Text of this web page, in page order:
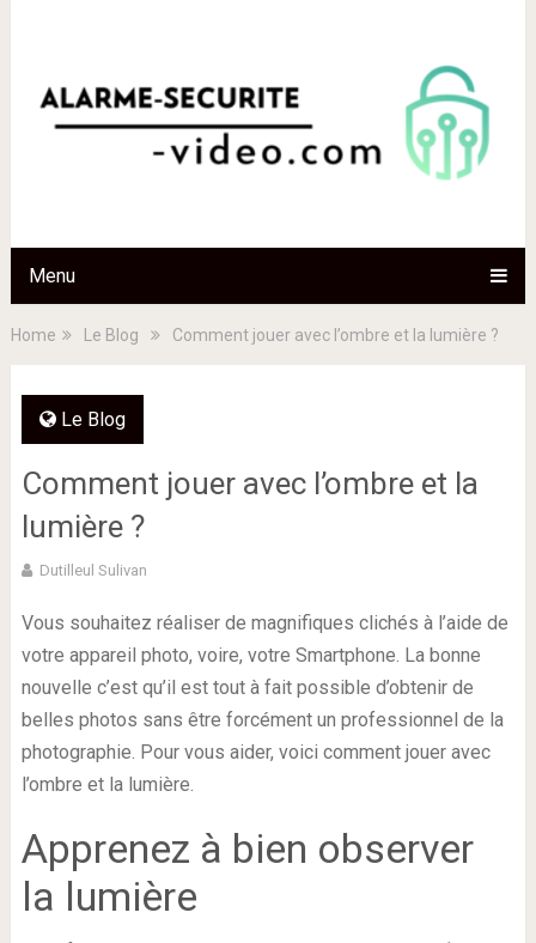
Menu
Home Le Blog Comment jouer avec l’ombre et la lumière ?
Le Blog
Comment jouer avec l’ombre et la
lumière ?
Dutilleul Sulivan
Vous souhaitez réaliser de magnifiques clichés à l’aide de
votre appareil photo, voire, votre Smartphone. La bonne
nouvelle c’est qu’il est tout à fait possible d’obtenir de
belles photos sans être forcément un professionnel de la
photographie. Pour vous aider, voici comment jouer avec
l’ombre et la lumière.
Apprenez à bien observer
la lumière